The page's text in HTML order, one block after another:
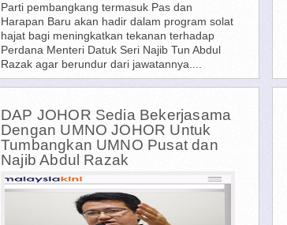
Parti pembangkang termasuk Pas dan
Harapan Baru akan hadir dalam program solat
hajat bagi meningkatkan tekanan terhadap
Perdana Menteri Datuk Seri Najib Tun Abdul
Razak agar berundur dari jawatannya....
DAP JOHOR Sedia Bekerjasama
Dengan UMNO JOHOR Untuk
Tumbangkan UMNO Pusat dan
Najib Abdul Razak